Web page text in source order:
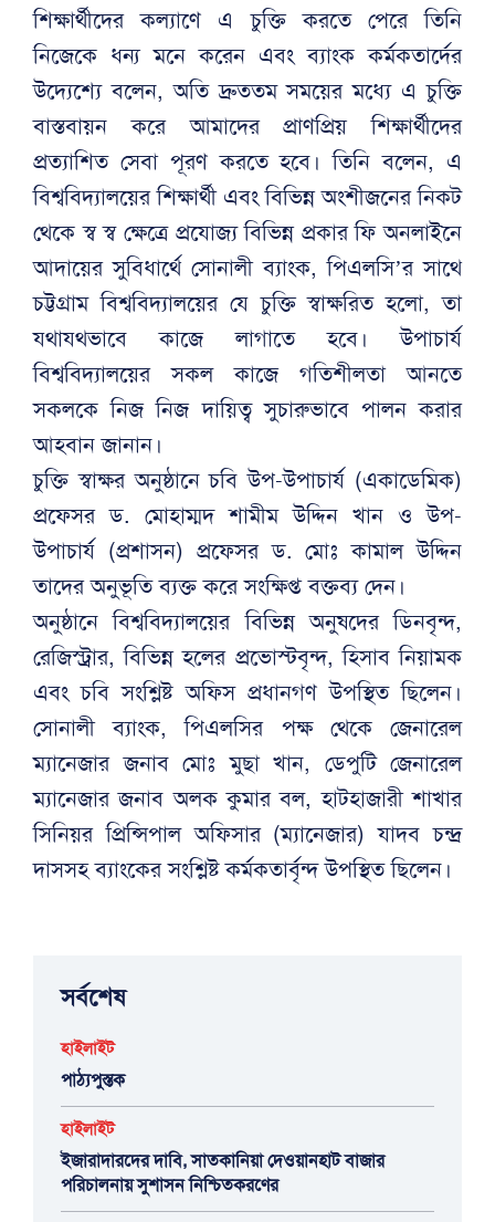
শিক্ষার্থীদের কল্যাণে এ চুক্তি করতে পেরে তিনি
নিজেকে ধন্য মনে করেন এবং ব্যাংক কর্মকতার্দের
উদ্যেশ্যে বলেন, অতি দ্রুততম সময়ের মধ্যে এ চুক্তি
বাস্তবায়ন করে আমাদের প্রাণপ্রিয় শিক্ষার্থীদের
প্রত্যাশিত সেবা পূরণ করতে হবে। তিনি বলেন, এ
বিশ্ববিদ্যালয়ের শিক্ষার্থী এবং বিভিন্ন অংশীজনের নিকট
থেকে স্ব স্ব ক্ষেত্রে প্রযোজ্য বিভিন্ন প্রকার ফি অনলাইনে
আদায়ের সুবিধার্থে সোনালী ব্যাংক, পিএলসি’র সাথে
চট্টগ্রাম বিশ্ববিদ্যালয়ের যে চুক্তি স্বাক্ষরিত হলো, তা
যথাযথভাবে কাজে লাগাতে হবে। উপাচার্য
বিশ্ববিদ্যালয়ের সকল কাজে গতিশীলতা আনতে
সকলকে নিজ নিজ দায়িত্ব সুচারুভাবে পালন করার
আহবান জানান।
চুক্তি স্বাক্ষর অনুষ্ঠানে চবি উপ-উপাচার্য (একাডেমিক)
প্রফেসর ড. মোহাম্মদ শামীম উদ্দিন খান ও উপ-
উপাচার্য (প্রশাসন) প্রফেসর ড. মোঃ কামাল উদ্দিন
তাদের অনুভূতি ব্যক্ত করে সংক্ষিপ্ত বক্তব্য দেন।
অনুষ্ঠানে বিশ্ববিদ্যালয়ের বিভিন্ন অনুষদের ডিনবৃন্দ,
রেজিস্ট্রার, বিভিন্ন হলের প্রভোস্টবৃন্দ, হিসাব নিয়ামক
এবং চবি সংশ্লিষ্ট অফিস প্রধানগণ উপস্থিত ছিলেন।
সোনালী ব্যাংক, পিএলসির পক্ষ থেকে জেনারেল
ম্যানেজার জনাব মোঃ মুছা খান, ডেপুটি জেনারেল
ম্যানেজার জনাব অলক কুমার বল, হাটহাজারী শাখার
সিনিয়র প্রিন্সিপাল অফিসার (ম্যানেজার) যাদব চন্দ্র
দাসসহ ব্যাংকের সংশ্লিষ্ট কর্মকতার্বৃন্দ উপস্থিত ছিলেন।
সর্বশেষ
হাইলাইট
পাঠ্যপুস্তক
হাইলাইট
ইজারাদারদের দাবি, সাতকানিয়া দেওয়ানহাট বাজার
পরিচালনায় সুশাসন নিশ্চিতকরণের